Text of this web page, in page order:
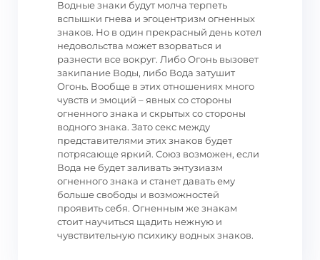
Водные знаки будут молча терпеть
вспышки гнева и эгоцентризм огненных
знаков. Но в один прекрасный день котел
недовольства может взорваться и
разнести все вокруг. Либо Огонь вызовет
закипание Воды, либо Вода затушит
Огонь. Вообще в этих отношениях много
чувств и эмоций – явных со стороны
огненного знака и скрытых со стороны
водного знака. Зато секс между
представителями этих знаков будет
потрясающе яркий. Союз возможен, если
Вода не будет заливать энтузиазм
огненного знака и станет давать ему
больше свободы и возможностей
проявить себя. Огненным же знакам
стоит научиться щадить нежную и
чувствительную психику водных знаков.